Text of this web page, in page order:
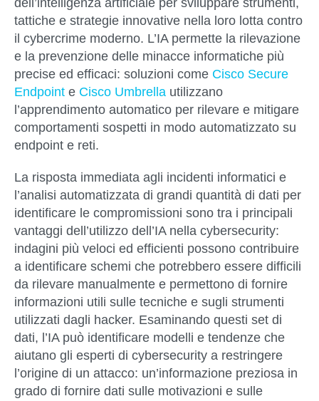
dell’intelligenza artificiale per sviluppare strumenti,
tattiche e strategie innovative nella loro lotta contro
il cybercrime moderno. L’IA permette la rilevazione
e la prevenzione delle minacce informatiche più
precise ed efficaci: soluzioni come Cisco Secure
Endpoint e Cisco Umbrella utilizzano
l’apprendimento automatico per rilevare e mitigare
comportamenti sospetti in modo automatizzato su
endpoint e reti.
La risposta immediata agli incidenti informatici e
l’analisi automatizzata di grandi quantità di dati per
identificare le compromissioni sono tra i principali
vantaggi dell’utilizzo dell’IA nella cybersecurity:
indagini più veloci ed efficienti possono contribuire
a identificare schemi che potrebbero essere difficili
da rilevare manualmente e permettono di fornire
informazioni utili sulle tecniche e sugli strumenti
utilizzati dagli hacker. Esaminando questi set di
dati, l’IA può identificare modelli e tendenze che
aiutano gli esperti di cybersecurity a restringere
l’origine di un attacco: un’informazione preziosa in
grado di fornire dati sulle motivazioni e sulle